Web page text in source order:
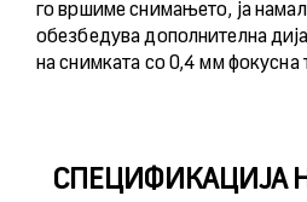
го вршиме снимањето, ја
обезбедува дополнителна
на снимката со 0,4 мм фокусна
СПЕЦИФИКАЦИЈА